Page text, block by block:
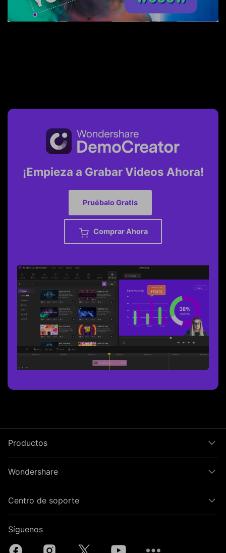
¡Empieza a Grabar Videos Ahora!
Pruébalo Gratis
Comprar Ahora
Productos
Wondershare
Centro de soporte
Síguenos